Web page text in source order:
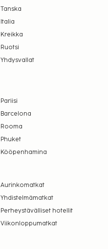
Tanska
Italia
Kreikka
Ruotsi
Yhdysvallat
Pariisi
Barcelona
Rooma
Phuket
Kööpenhamina
Aurinkomatkat
Yhdistelmämatkat
Perheystävälliset hotellit
Viikonloppumatkat